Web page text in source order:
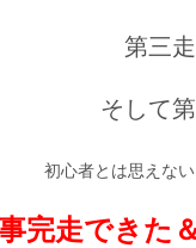
第三
そして
初心者とは思えな
完走できた